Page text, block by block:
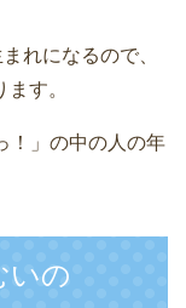
れになるので、
す。
！」の中の人の年
いの